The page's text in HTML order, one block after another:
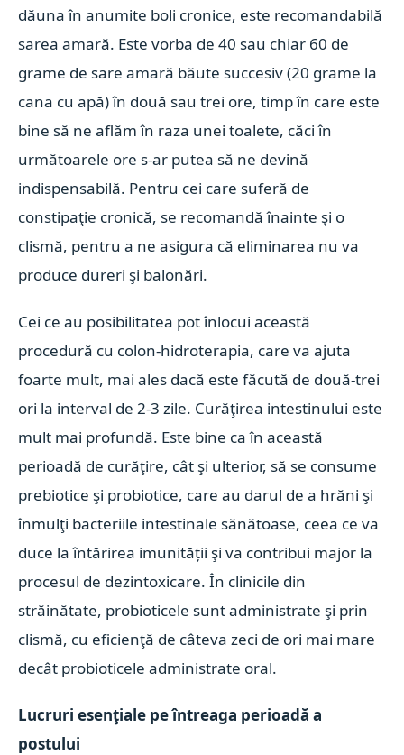
dăuna în anumite boli cronice, este recomandabilă
sarea amară. Este vorba de 40 sau chiar 60 de
grame de sare amară băute succesiv (20 grame la
cana cu apă) în două sau trei ore, timp în care este
bine să ne aflăm în raza unei toalete, căci în
următoarele ore s-ar putea să ne devină
indispensabilă. Pentru cei care suferă de
constipaţie cronică, se recomandă înainte şi o
clismă, pentru a ne asigura că eliminarea nu va
produce dureri şi balonări.
Cei ce au posibilitatea pot înlocui această
procedură cu colon-hidroterapia, care va ajuta
foarte mult, mai ales dacă este făcută de două-trei
ori la interval de 2-3 zile. Curăţirea intestinului este
mult mai profundă. Este bine ca în această
perioadă de curăţire, cât şi ulterior, să se consume
prebiotice şi probiotice, care au darul de a hrăni şi
înmulţi bacteriile intestinale sănătoase, ceea ce va
duce la întărirea imunității şi va contribui major la
procesul de dezintoxicare. În clinicile din
străinătate, probioticele sunt administrate şi prin
clismă, cu eficienţă de câteva zeci de ori mai mare
decât probioticele administrate oral.
Lucruri esenţiale pe întreaga perioadă a
postului